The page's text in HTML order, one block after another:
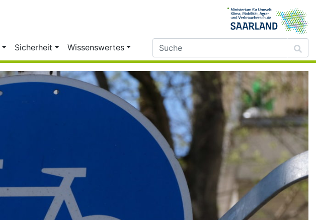
Sicherheit Wissenswertes